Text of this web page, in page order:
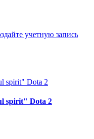
учетную запись
spirit" Dota 2